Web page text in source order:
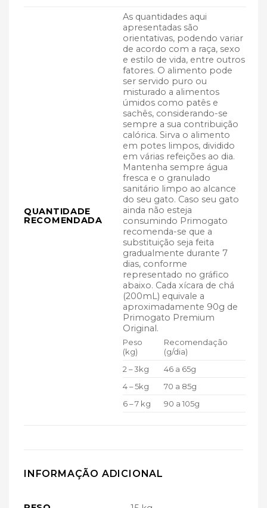
QUANTIDADE
RECOMENDADA
As quantidades aqui
apresentadas são
orientativas, podendo variar
de acordo com a raça, sexo
e estilo de vida, entre outros
fatores. O alimento pode
ser servido puro ou
misturado a alimentos
úmidos como patês e
sachês, considerando-se
sempre a sua contribuição
calórica. Sirva o alimento
em potes limpos, dividido
em várias refeições ao dia.
Mantenha sempre água
fresca e o granulado
sanitário limpo ao alcance
do seu gato. Caso seu gato
ainda não esteja
consumindo Primogato
recomenda-se que a
substituição seja feita
gradualmente durante 7
dias, conforme
representado no gráfico
abaixo. Cada xícara de chá
(200mL) equivale a
aproximadamente 90g de
Primogato Premium
Original.
Peso
(kg)
Recomendação
(g/dia)
2 – 3kg
46 a 65g
4 – 5kg
70 a 85g
6 – 7 kg
90 a 105g
INFORMAÇÃO ADICIONAL